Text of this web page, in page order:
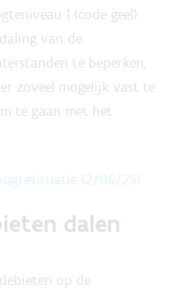
1 (code geel)
van de
te beperken,
zoveel mogelijk vast te
te gaan met het
(2/06/25)
dalen
op de